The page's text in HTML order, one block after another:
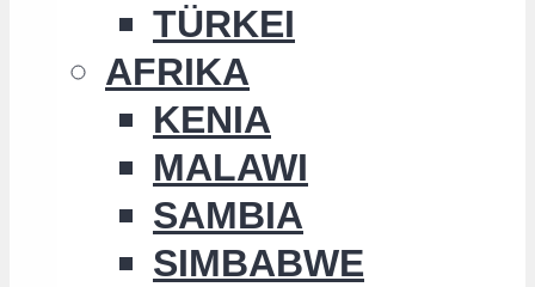
TÜRKEI
AFRIKA
KENIA
MALAWI
SAMBIA
SIMBABWE